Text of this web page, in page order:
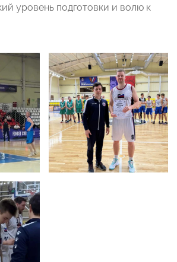
уровень подготовки и волю к